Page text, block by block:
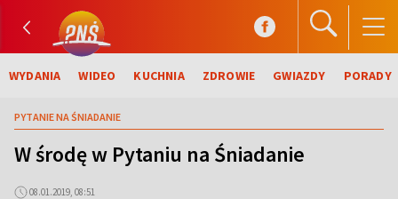
WYDANIA WIDEO KUCHNIA ZDROWIE GWIAZDY PORADY
PYTANIE NA ŚNIADANIE
W środę w Pytaniu na Śniadanie
08.01.2019, 08:51